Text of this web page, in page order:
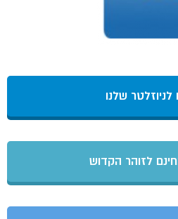
לניוזלטר שלנו
לזוהר הקדוש